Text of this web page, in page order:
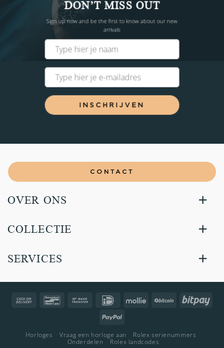
DON’T MISS OUT
Sign up now and be the first to know about our new
arrivals
INSCHRIJVEN
CONTACT
OVER ONS
COLLECTIE
SERVICES
Cash
Bancontact Bank
IDeal Mollie BitCoin
PayPal
Horloges Vraag een horloge aan
Rolex serienummers
Onderdelen
Rolex landcodes